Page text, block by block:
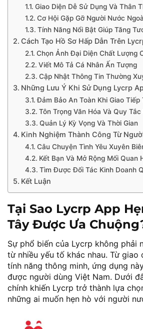
Giao Diện Dễ Sử Dụng Và Thân
Cơ Hội Gặp Gỡ Người Nước
Tính Năng Nổi Bật Giúp Tăng
Cách Tạo Hồ Sơ Hấp Dẫn Trên
Chọn Ảnh Đại Diện Chất Lượng
Viết Mô Tả Cá Nhân Ấn Tượng
Cập Nhật Thông Tin Thường
Những Lưu Ý Khi Sử Dụng Lycrp
Đảm Bảo An Toàn Khi Giao Tiếp
Tôn Trọng Văn Hóa Và Quy
Quản Lý Kỳ Vọng Và Thời Gian
Kinh Nghiệm Thành Công Từ
Câu Chuyện Tình Yêu Xuyên
Kết Bạn Và Mở Rộng Mối Quan
Tìm Được Đối Tác Kinh Doanh
Kết Luận
Tại Sao Lycrp App
Tây Được Ưa
Sự phổ biến của Lycrp không phải
từ nhiều yếu tố khác nhau. Từ giao
tính năng thông minh, ứng dụng
được người dùng Việt Nam. Dưới
chính khiến Lycrp trở thành lựa
những ai muốn hẹn hò với người